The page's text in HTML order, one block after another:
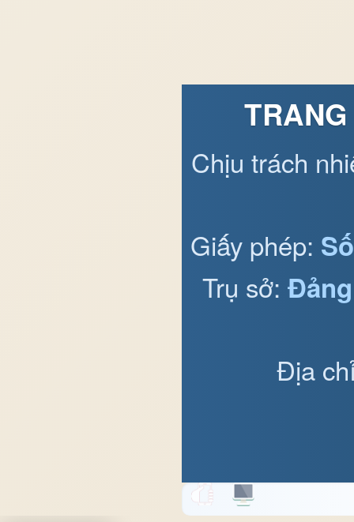
Chịu trách
Giấy phép:
Trụ sở:
Địa